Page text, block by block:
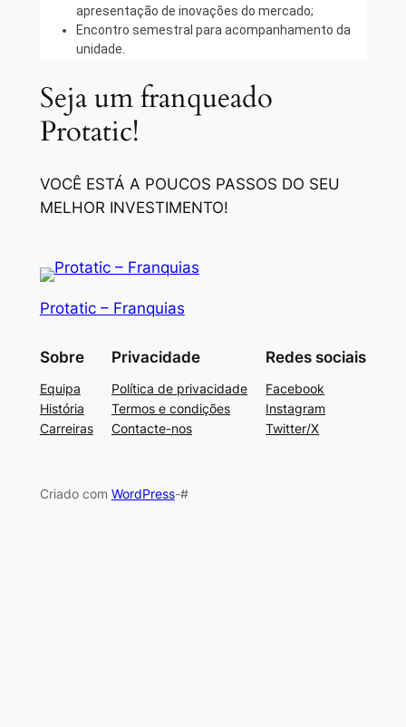
apresentação de inovações do mercado;
Encontro semestral para acompanhamento da
unidade.
Seja um franqueado
Protatic!
VOCÊ ESTÁ A POUCOS PASSOS DO SEU
MELHOR INVESTIMENTO!
Protatic – Franquias
Sobre
Equipa
História
Carreiras
Privacidade
Política de privacidade
Termos e condições
Contacte-nos
Redes sociais
Facebook
Instagram
Twitter/X
Criado com WordPress-#